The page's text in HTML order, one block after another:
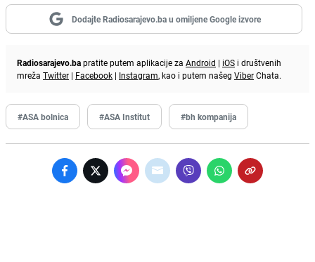
Dodajte Radiosarajevo.ba u omiljene Google izvore
Radiosarajevo.bapratite putem aplikacije za Android | iOS i društvenih
mreža Twitter | Facebook | Instagram, kao i putem našeg ViberChata.
#ASA bolnica #ASA Institut #bh kompanija